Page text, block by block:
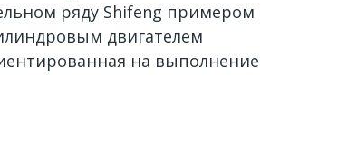
ряду Shifeng примером
двигателем
на выполнение